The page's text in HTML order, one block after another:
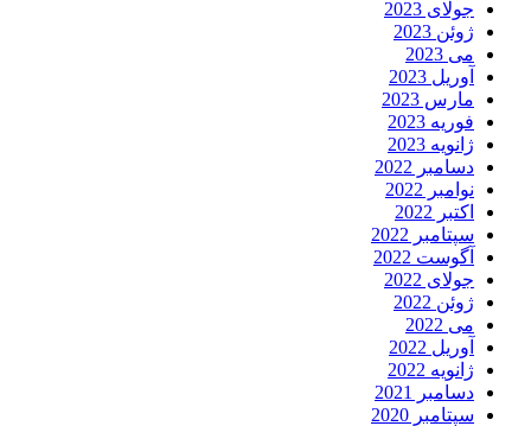
جولای 2023
ژوئن 2023
می 2023
آوریل 2023
مارس 2023
فوریه 2023
ژانویه 2023
دسامبر 2022
نوامبر 2022
اکتبر 2022
سپتامبر 2022
آگوست 2022
جولای 2022
ژوئن 2022
می 2022
آوریل 2022
ژانویه 2022
دسامبر 2021
سپتامبر 2020